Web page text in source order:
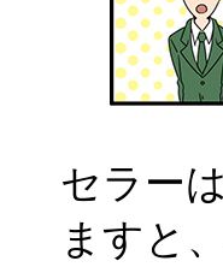
セラー
ますと